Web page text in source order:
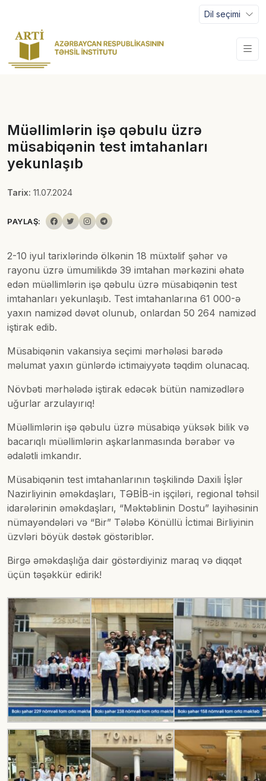
Dil seçimi
Müəllimlərin işə qəbulu üzrə
müsabiqənin test imtahanları
yekunlaşıb
Tarix: 11.07.2024
PAYLAŞ:
2-10 iyul tarixlərində ölkənin 18 müxtəlif şəhər və
rayonu üzrə ümumilikdə 39 imtahan mərkəzini əhatə
edən müəllimlərin işə qəbulu üzrə müsabiqənin test
imtahanları yekunlaşıb. Test imtahanlarına 61 000-ə
yaxın namizəd dəvət olunub, onlardan 50 264 namizəd
iştirak edib.
Müsabiqənin vakansiya seçimi mərhələsi barədə
məlumat yaxın günlərdə ictimaiyyətə təqdim olunacaq.
Növbəti mərhələdə iştirak edəcək bütün namizədlərə
uğurlar arzulayırıq!
Müəllimlərin işə qəbulu üzrə müsabiqə yüksək bilik və
bacarıqlı müəllimlərin aşkarlanmasında bərabər və
ədalətli imkandır.
Müsabiqənin test imtahanlarının təşkilində Daxili İşlər
Nazirliyinin əməkdaşları, TƏBİB-in işçiləri, regional təhsil
idarələrinin əməkdaşları, “Məktəblinin Dostu” layihəsinin
nümayəndələri və “Bir” Tələbə Könüllü İctimai Birliyinin
üzvləri böyük dəstək göstəriblər.
Birgə əməkdaşlığa dair göstərdiyiniz maraq və diqqət
üçün təşəkkür edirik!